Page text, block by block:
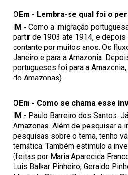
OEm - Lembra-se qual foi o
IM - Como a imigração
partir de 1903 até 1914, e
contante por muitos anos. Os
Janeiro e para a Amazonia.
portugueses foi para a
do Amazonas).
OEm - Como se chama esse
IM - Paulo Barreiro dos Santos.
Amazonas. Além de pesquisar a
pesquisas sobre o tema, tenho
temática. Também estimulo a
(feitas por Maria Aparecida
Luis Balkar Pinheiro, Geraldo